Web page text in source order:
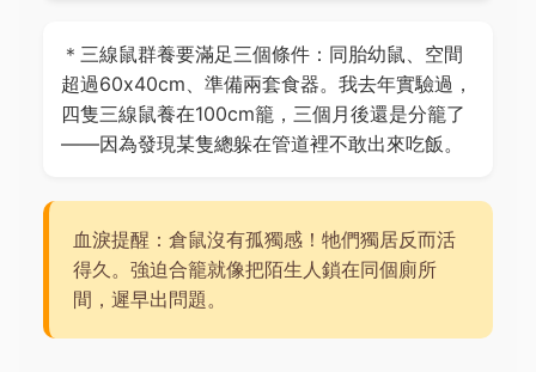
＊三線鼠群養要滿足三個條件：同胎幼鼠、空間
超過60x40cm、準備兩套食器。我去年實驗過，
四隻三線鼠養在100cm籠，三個月後還是分籠了
——因為發現某隻總躲在管道裡不敢出來吃飯。
血淚提醒：倉鼠沒有孤獨感！牠們獨居反而活
得久。強迫合籠就像把陌生人鎖在同個廁所
間，遲早出問題。